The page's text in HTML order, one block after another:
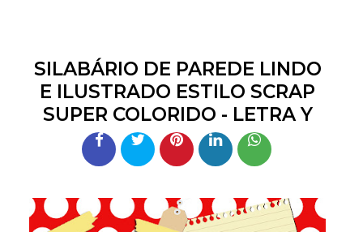
SILABÁRIO DE PAREDE LINDO
E ILUSTRADO ESTILO SCRAP
SUPER COLORIDO - LETRA Y